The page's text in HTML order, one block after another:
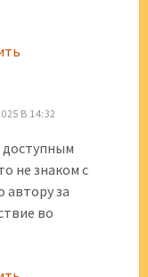
В 14:32
доступным
не знаком с
автору за
во